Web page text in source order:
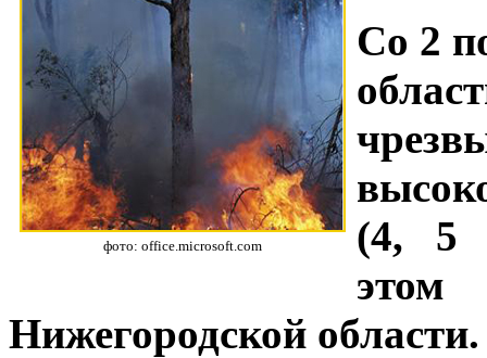
фото: office.microsoft.com
Со 2
(4, 5
Нижегородской области.